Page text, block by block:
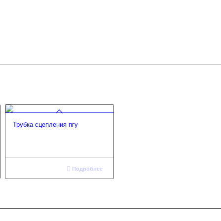
Трубка сцепления пгу
Подробнее